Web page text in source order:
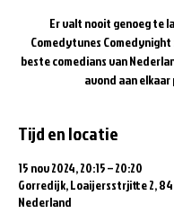
Er valt nooit genoeg te
Comedytunes
beste comedians van
avond aan
Tijd en locatie
15 nov 2024, 20:15 – 20:20
Gorredijk, Loaijersstrjitte 2,
Nederland